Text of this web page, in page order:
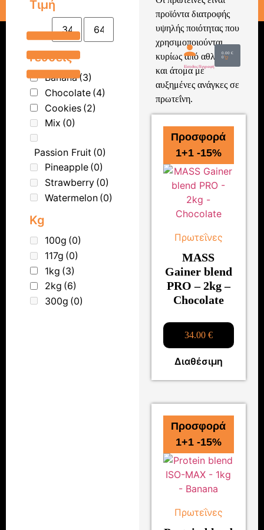
ΔΩΡΕΑΝ ΜΕΤΑΦΟΡΙΚΑ ΓΙΑ ΑΓΟΡΕΣ ΑΝΩ ΤΩΝ 70.00
Είσοδος/Εγγραφή
0.00 €
0
Τιμή
Γεύσεις
Banana(3)
Chocolate (4)
Cookies (2)
Mix (0)
Passion Fruit (0)
Pineapple (0)
Strawberry (0)
Watermelon (0)
Kg
100g (0)
117g (0)
1kg (3)
2kg (6)
300g (0)
προϊόντα διατροφής
υψηλής ποιότητας που
χρησιμοποιούνται
κυρίως από αθλητές
και άτομα με
αυξημένες ανάγκες σε
πρωτεΐνη.
Προσφορά
1+1 -15%
Πρωτεΐνες
MASS
Gainer blend
PRO – 2kg –
Chocolate
34.00 €
Διαθέσιμη
Προσφορά
1+1 -15%
Πρωτεΐνες